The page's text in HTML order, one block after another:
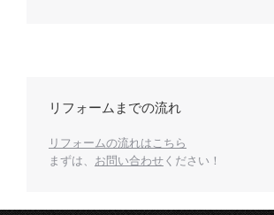
リフォームまでの流れ
リフォームの流れはこちら
まずは、 お問い合わせ ください！